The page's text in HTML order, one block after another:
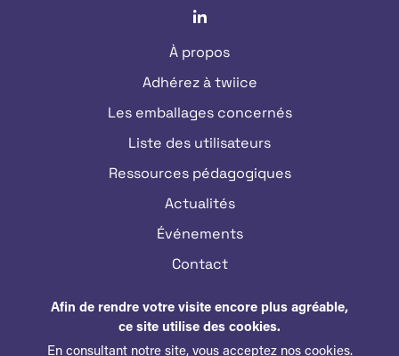
À propos
Adhérez à twiice
Les emballages concernés
Liste des utilisateurs
Ressources pédagogiques
Actualités
Événements
Contact
MY TWIICE
Afin de rendre votre visite encore plus agréable,
ce site utilise des cookies.
En consultant notre site, vous acceptez nos cookies.